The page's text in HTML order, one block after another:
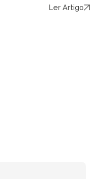
Ler Artigo